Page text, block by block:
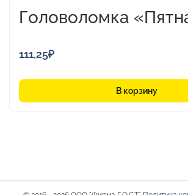
Головоломка
111,25₽
В корзину